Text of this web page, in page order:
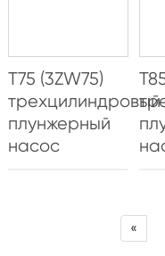
T75 (3ZW75)
трехцилиндровый
плунжерный
насос
«